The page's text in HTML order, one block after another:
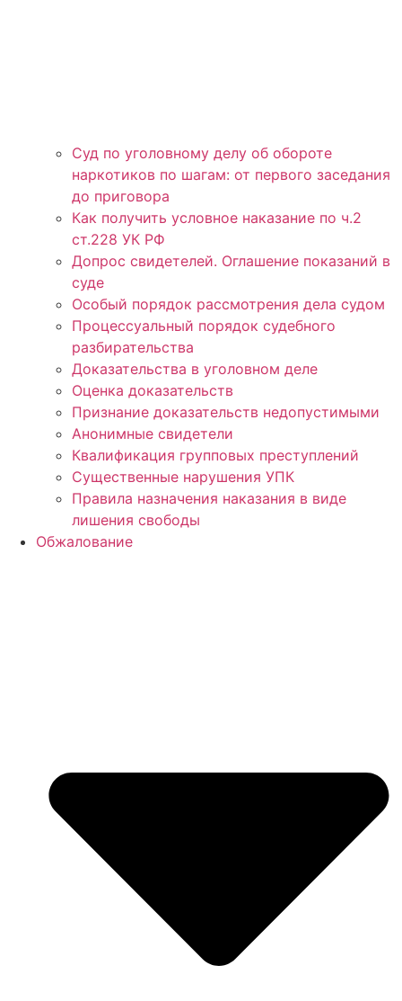
Суд по уголовному делу об обороте
наркотиков по шагам: от первого заседания
до приговора
Как получить условное наказание по ч.2
ст.228 УК РФ
Допрос свидетелей. Оглашение показаний в
суде
Особый порядок рассмотрения дела судом
Процессуальный порядок судебного
разбирательства
Доказательства в уголовном деле
Оценка доказательств
Признание доказательств недопустимыми
Анонимные свидетели
Квалификация групповых преступлений
Существенные нарушения УПК
Правила назначения наказания в виде
лишения свободы
Обжалование